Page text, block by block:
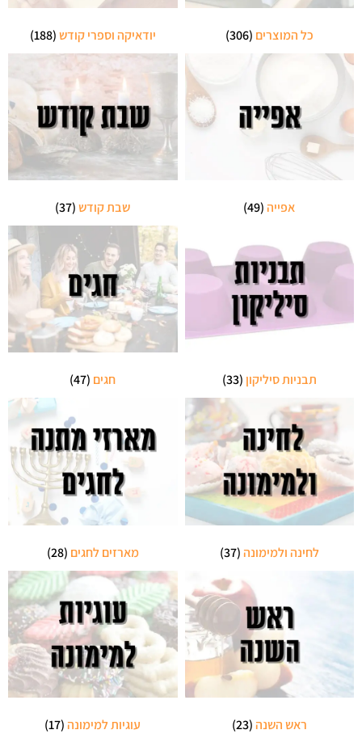
כל המוצרים (306) יודאיקה וספרי קודש(188)
אפייה(49) שבת קודש(37)
תבניות סיליקון (33) חגים (47)
לחינה ולמימונה(37) מארזים לחגים (28)
ראש השנה(23) עוגיות למימונה(17)